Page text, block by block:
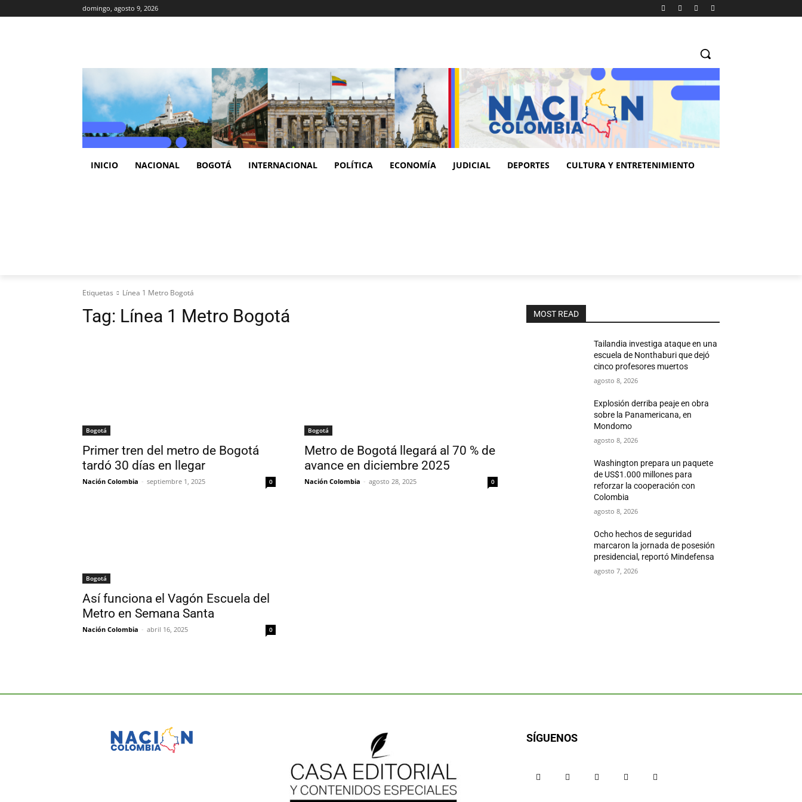
domingo, agosto 9, 2026
INICIO NACIONAL BOGOTÁ INTERNACIONAL POLÍTICA ECONOMÍA JUDICIAL DEPORTES CULTURA Y ENTRETENIMIENTO
Etiquetas Línea 1 Metro Bogotá
Tag: Línea 1 Metro Bogotá
Bogotá
Primer tren del metro de Bogotá
tardó 30 días en llegar
Nación Colombia - septiembre 1, 2025 0
Bogotá
Metro de Bogotá llegará al 70 % de
avance en diciembre 2025
Nación Colombia - agosto 28, 2025 0
Bogotá
Así funciona el Vagón Escuela del
Metro en Semana Santa
Nación Colombia - abril 16, 2025 0
MOST READ
Tailandia investiga ataque en una
escuela de Nonthaburi que dejó
cinco profesores muertos
agosto 8, 2026
Explosión derriba peaje en obra
sobre la Panamericana, en
Mondomo
agosto 8, 2026
Washington prepara un paquete
de US$1.000 millones para
reforzar la cooperación con
Colombia
agosto 8, 2026
Ocho hechos de seguridad
marcaron la jornada de posesión
presidencial, reportó Mindefensa
agosto 7, 2026
SÍGUENOS